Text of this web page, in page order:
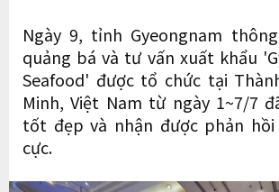
Ngày 9, tỉnh Gyeongnam
quảng bá và tư vấn xuất khẩu
Seafood' được tổ chức tại
Minh, Việt Nam từ ngày 1~7/7
tốt đẹp và nhận được phản
cực.